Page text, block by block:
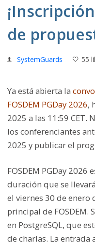
de
SystemGuards 55
Ya está abierta la
FOSDEM PGDay 2026,
2025 a las 11:59 CET.
los conferenciantes
2025 y publicar el
FOSDEM PGDay
duración que se
el viernes 30 de enero
principal de FOSDEM. S
en PostgreSQL, que
de charlas. La entrada